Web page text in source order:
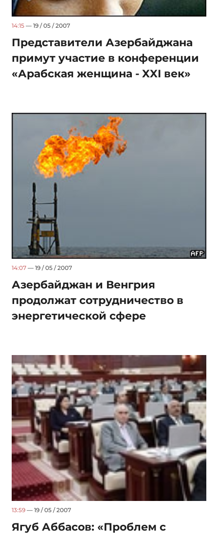
14:15 — 19 / 05 / 2007
Представители Азербайджана
примут участие в конференции
«Арабская женщина - XXI век»
14:07 — 19 / 05 / 2007
Азербайджан и Венгрия
продолжат сотрудничество в
энергетической сфере
13:59 — 19 / 05 / 2007
Ягуб Аббасов: «Проблем с